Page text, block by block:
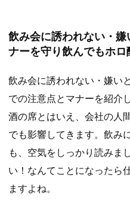
飲み会に誘われない・
ナーを守り飲んでもホロ
飲み会に誘われない・嫌い
での注意点とマナーを紹介
酒の席とはいえ、会社の人
でも影響してきます。飲み
も、空気をしっかり読みま
い！なんてことになったら
ますよね。